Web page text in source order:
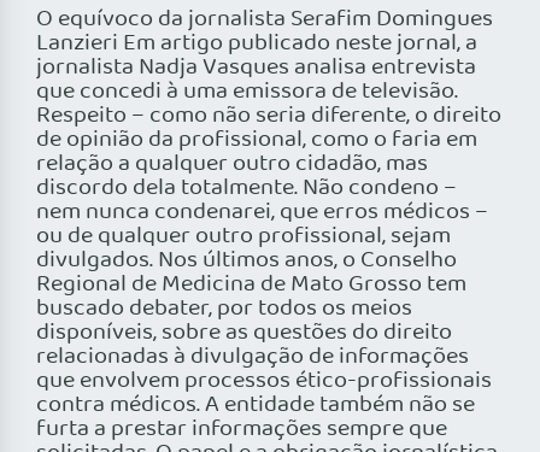
O equívoco da jornalista Serafim Domingues
Lanzieri Em artigo publicado neste jornal, a
jornalista Nadja Vasques analisa entrevista
que concedi à uma emissora de televisão.
Respeito – como não seria diferente, o direito
de opinião da profissional, como o faria em
relação a qualquer outro cidadão, mas
discordo dela totalmente. Não condeno –
nem nunca condenarei, que erros médicos –
ou de qualquer outro profissional, sejam
divulgados. Nos últimos anos, o Conselho
Regional de Medicina de Mato Grosso tem
buscado debater, por todos os meios
disponíveis, sobre as questões do direito
relacionadas à divulgação de informações
que envolvem processos ético-profissionais
contra médicos. A entidade também não se
furta a prestar informações sempre que